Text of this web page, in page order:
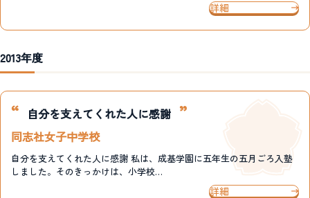
詳細
2013年度
自分を支えてくれた人に感謝
同志社女子中学校
自分を支えてくれた人に感謝 私は、成基学園に五年生の五月ごろ入塾
しました。そのきっかけは、小学校…
詳細